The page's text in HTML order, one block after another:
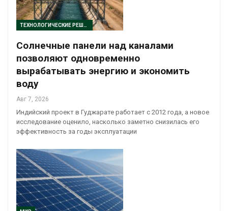
ТЕХНОЛОГИЧЕСКИЕ РЕШЕНИЯ
Солнечные панели над каналами
позволяют одновременно
вырабатывать энергию и экономить
воду
Авг 7, 2026
Индийский проект в Гуджарате работает с 2012 года, а новое
исследование оценило, насколько заметно снизилась его
эффективность за годы эксплуатации